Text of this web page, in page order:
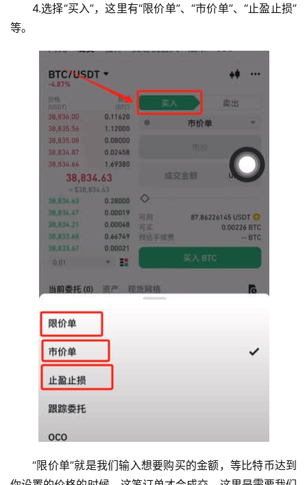
4.选择“买入”，这里有“限价单”、“市价单”、“止盈止损”
等。
“限价单”就是我们输入想要购买的金额，等比特币达到